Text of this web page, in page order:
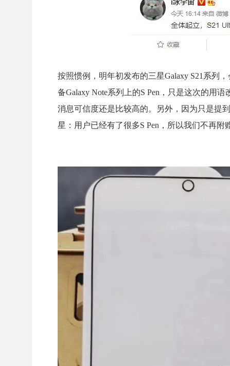
按照惯例，明年初发布的三星Galaxy S21系列
备Galaxy Note系列上的S Pen，只是这次的用
消息可信度还是比较高的。另外，因为只是提
星：用户已经有了很多S Pen，所以我们不再附